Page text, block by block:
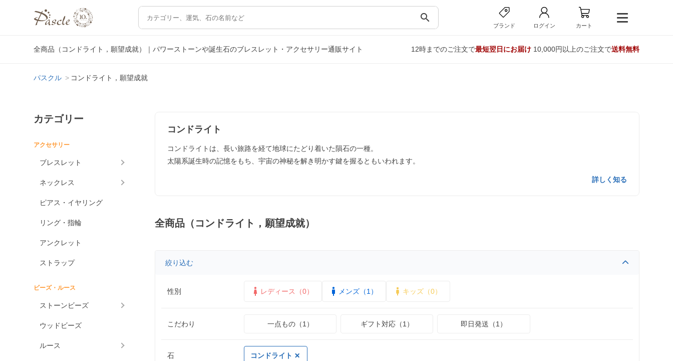
search
ブランド ログイン カート
全商品（コンドライト，願望成就）｜パワーストーンや誕生石のブレスレット・アクセサリー通販サイト 12時までのご注文で最短翌日にお届け10,000円以上のご注文で送料無料
パスクル コンドライト，願望成就
カテゴリー
アクセサリー
ブレスレット
ネックレス
ピアス・イヤリング
リング・指輪
アンクレット
ストラップ
ビーズ・ルース
ストーンビーズ
ウッドビーズ
ルース
コンドライト
コンドライトは、長い旅路を経て地球にたどり着いた隕石の一種。
太陽系誕生時の記憶をもち、宇宙の神秘を解き明かす鍵を握るともいわれます。
詳しく知る
全商品（コンドライト，願望成就）
絞り込む
性別 レディース（0） メンズ（1） キッズ（0）
こだわり 一点もの（1） ギフト対応（1） 即日発送（1）
石 コンドライト